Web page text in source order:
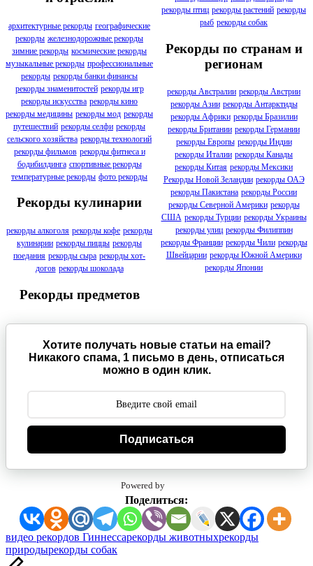
архитектурные рекорды географические
рекорды железнодорожные рекорды
зимние рекорды космические рекорды
музыкальные рекорды профессиональные
рекорды рекорды банки финансы
рекорды знаменитостей рекорды игр
рекорды искусства рекорды кино
рекорды медицины рекорды мод рекорды
путешествий рекорды селфи рекорды
сельского хозяйства рекорды технологий
рекорды фильмов рекорды фитнеса и
бодибилдинга спортивные рекорды
температурные рекорды фото рекорды
Рекорды кулинарии
рекорды алкоголя рекорды кофе рекорды
кулинарии рекорды пиццы рекорды
поедания рекорды сыра рекорды хот-
догов рекорды шоколада
Рекорды предметов
рекорды птиц рекорды растений рекорды
рыб рекорды собак
Рекорды по странам и
регионам
рекорды Австралии рекорды Австрии
рекорды Азии рекорды Антарктиды
рекорды Африки рекорды Бразилии
рекорды Британии рекорды Германии
рекорды Европы рекорды Индии
рекорды Италии рекорды Канады
рекорды Китая рекорды Мексики
Рекорды Новой Зеландии рекорды ОАЭ
рекорды Пакистана рекорды России
рекорды Северной Америки рекорды
США рекорды Турции рекорды Украины
рекорды улиц рекорды Филиппин
рекорды Франции рекорды Чили рекорды
Швейцарии рекорды Южной Америки
рекорды Японии
Хотите получать новые статьи на email?
Никакого спама, 1 письмо в день, отписаться
можно в один клик.
Подписаться
Powered by
Поделиться:
Метки:
видео рекордов Гиннессарекорды животныхрекорды
природырекорды собак